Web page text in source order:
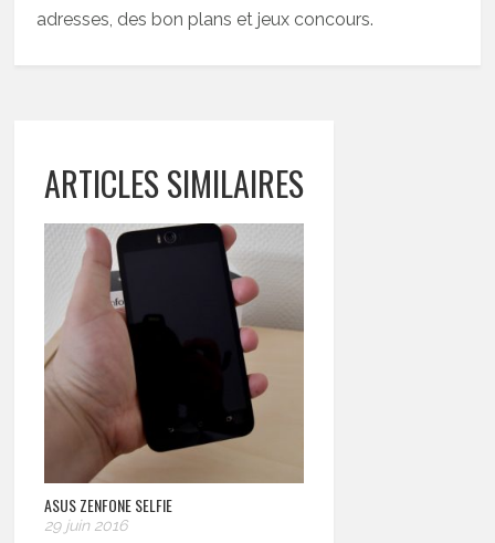
adresses, des bon plans et jeux concours.
ARTICLES SIMILAIRES
ASUS ZENFONE SELFIE
29 juin 2016